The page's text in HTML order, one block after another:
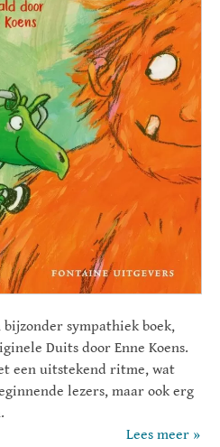
sympathiek boek,
Duits door Enne Koens.
een uitstekend ritme, wat
lezers, maar ook erg
Lees meer »